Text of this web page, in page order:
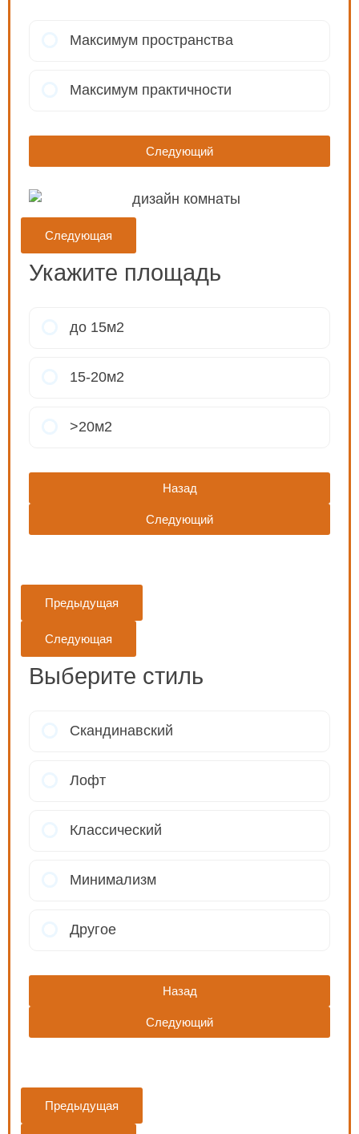
Максимум пространства
Максимум практичности
Следующий
Следующая
Укажите площадь
до 15м2
15-20м2
>20м2
Назад
Следующий
Предыдущая
Следующая
Выберите стиль
Скандинавский
Лофт
Классический
Минимализм
Другое
Назад
Следующий
Предыдущая